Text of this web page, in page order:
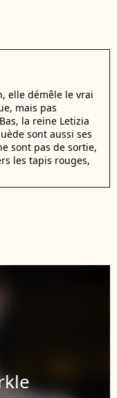
elle démêle le vrai
mais pas
la reine Letizia
sont aussi ses
sont pas de sortie,
les tapis rouges,